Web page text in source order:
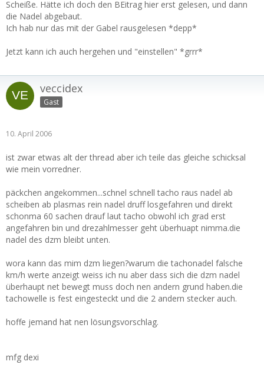
Scheiße. Hätte ich doch den BEitrag hier erst gelesen, und dann
die Nadel abgebaut.
Ich hab nur das mit der Gabel rausgelesen *depp*
Jetzt kann ich auch hergehen und "einstellen" *grrr*
veccidex
Gast
10. April 2006
ist zwar etwas alt der thread aber ich teile das gleiche schicksal
wie mein vorredner.
päckchen angekommen...schnel schnell tacho raus nadel ab
scheiben ab plasmas rein nadel druff losgefahren und direkt
schonma 60 sachen drauf laut tacho obwohl ich grad erst
angefahren bin und drezahlmesser geht überhuapt nimma.die
nadel des dzm bleibt unten.
wora kann das mim dzm liegen?warum die tachonadel falsche
km/h werte anzeigt weiss ich nu aber dass sich die dzm nadel
überhaupt net bewegt muss doch nen andern grund haben.die
tachowelle is fest eingesteckt und die 2 andern stecker auch.
hoffe jemand hat nen lösungsvorschlag.
mfg dexi